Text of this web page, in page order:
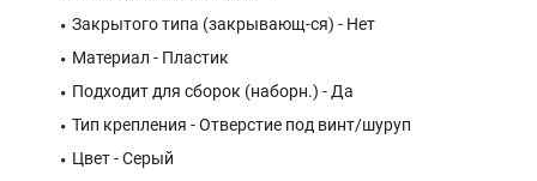
Закрытого типа (закрывающ-ся) - Нет
Материал - Пластик
Подходит для сборок (наборн.) - Да
Тип крепления - Отверстие под винт/шуруп
Цвет - Серый